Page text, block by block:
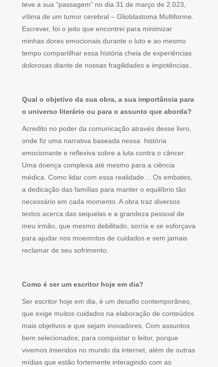
teve a sua “passagem” no dia 31 de março de 2.023,
vítima de um tumor cerebral – Glioblastoma Multiforme.
Escrever, foi o jeito que encontrei para minimizar
minhas dores emocionais durante o luto e ao mesmo
tempo compartilhar essa história cheia de experiências
dolorosas diante de nossas fragilidades e impotências..
Qual o objetivo da sua obra, a sua importância para
o universo literário ou para o assunto que aborda?
Acredito no poder da comunicação através desse livro,
onde fiz uma narrativa baseada nessa história
emocionante e reflexiva sobre a luta contra o câncer.
Uma doença complexa até mesmo para a ciência
médica. Como lidar com essa realidade… Os embates,
a dedicação das famílias para manter o equilíbrio tão
necessário em cada momento. A obra traz diversos
textos acerca das sequelas e a grandeza pessoal de
meu irmão, que mesmo debilitado, sorria e se esforçava
para ajudar nos moemntos de cuidados e sem jamais
reclamar de seu sofrimento.
Como é ser um escritor hoje em dia?
Ser escritor hoje em dia, é um desafio contemporâneo,
que exige muitos cuidados na elaboração de conteúdos
mais objetivos e que sejam inovadores. Com assuntos
bem selecionados, para conquistar o leitor, porque
vivemos inseridos no mundo da internet, além de outras
mídias que estão fortemente interagindo com as